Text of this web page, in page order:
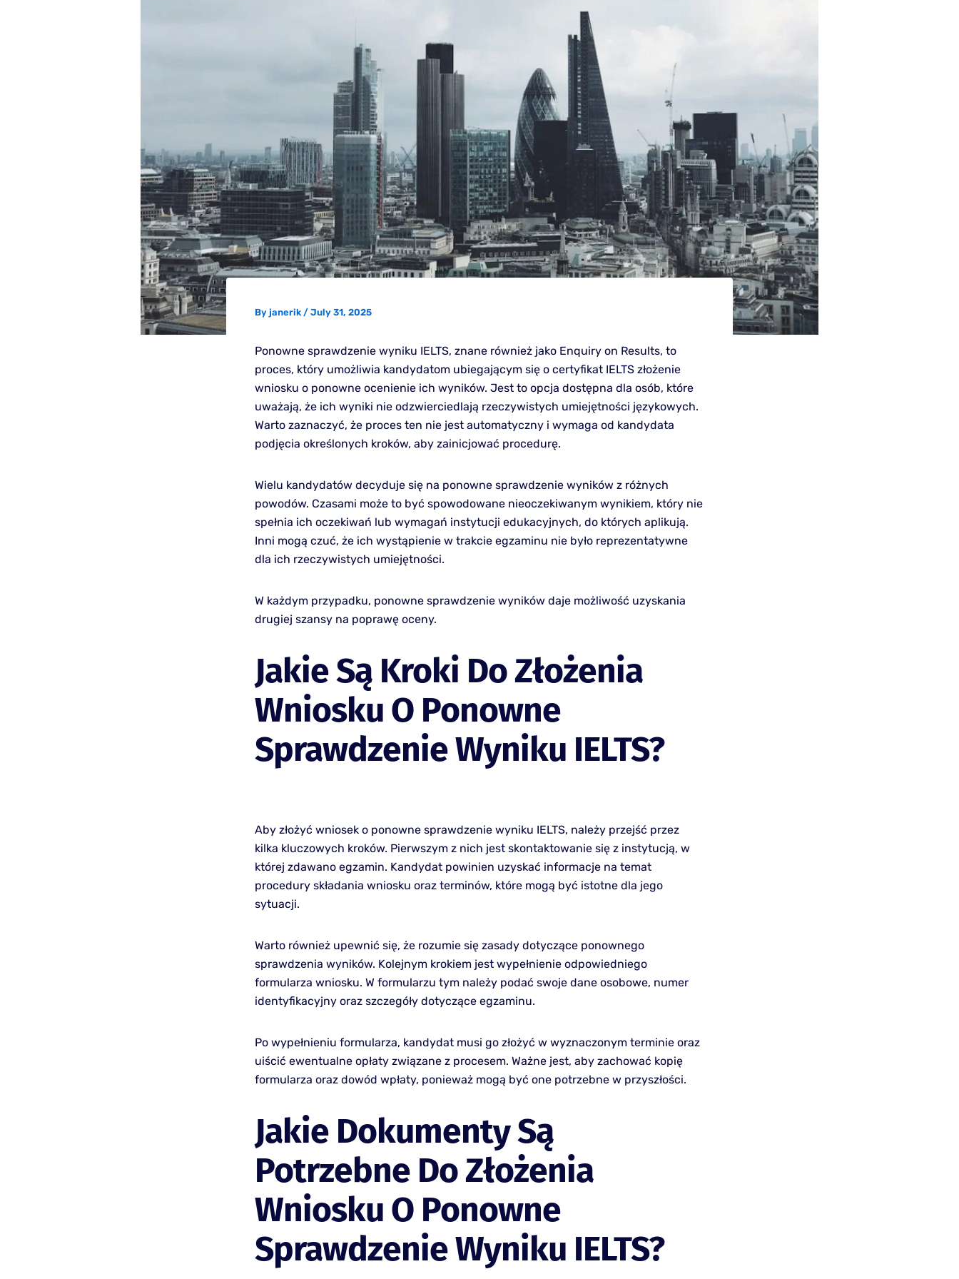
By janerik / July 31, 2025
Ponowne sprawdzenie wyniku IELTS, znane również jako Enquiry on Results, to
proces, który umożliwia kandydatom ubiegającym się o certyfikat IELTS złożenie
wniosku o ponowne ocenienie ich wyników. Jest to opcja dostępna dla osób, które
uważają, że ich wyniki nie odzwierciedlają rzeczywistych umiejętności językowych.
Warto zaznaczyć, że proces ten nie jest automatyczny i wymaga od kandydata
podjęcia określonych kroków, aby zainicjować procedurę.
Wielu kandydatów decyduje się na ponowne sprawdzenie wyników z różnych
powodów. Czasami może to być spowodowane nieoczekiwanym wynikiem, który nie
spełnia ich oczekiwań lub wymagań instytucji edukacyjnych, do których aplikują.
Inni mogą czuć, że ich wystąpienie w trakcie egzaminu nie było reprezentatywne
dla ich rzeczywistych umiejętności.
W każdym przypadku, ponowne sprawdzenie wyników daje możliwość uzyskania
drugiej szansy na poprawę oceny.
Jakie Są Kroki Do Złożenia
Wniosku O Ponowne
Sprawdzenie Wyniku IELTS?
Aby złożyć wniosek o ponowne sprawdzenie wyniku IELTS, należy przejść przez
kilka kluczowych kroków. Pierwszym z nich jest skontaktowanie się z instytucją, w
której zdawano egzamin. Kandydat powinien uzyskać informacje na temat
procedury składania wniosku oraz terminów, które mogą być istotne dla jego
sytuacji.
Warto również upewnić się, że rozumie się zasady dotyczące ponownego
sprawdzenia wyników. Kolejnym krokiem jest wypełnienie odpowiedniego
formularza wniosku. W formularzu tym należy podać swoje dane osobowe, numer
identyfikacyjny oraz szczegóły dotyczące egzaminu.
Po wypełnieniu formularza, kandydat musi go złożyć w wyznaczonym terminie oraz
uiścić ewentualne opłaty związane z procesem. Ważne jest, aby zachować kopię
formularza oraz dowód wpłaty, ponieważ mogą być one potrzebne w przyszłości.
Jakie Dokumenty Są
Potrzebne Do Złożenia
Wniosku O Ponowne
Sprawdzenie Wyniku IELTS?